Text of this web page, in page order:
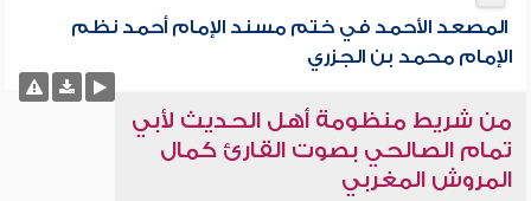
المصعد الأحمد في ختم مسند الإمام أحمد نظم
الإمام محمد بن الجزري
من شريط منظومة أهل الحديث لأبي
تمام الصالحي بصوت القارئ كمال
المروش المغربي